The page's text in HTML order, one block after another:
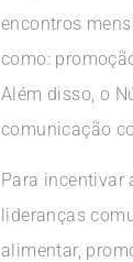
encontros
como:
Além disso, o
comunicação
Para incentivar
lideranças
alimentar,